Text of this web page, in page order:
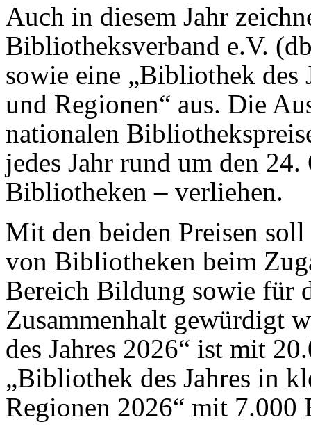
Auch in diesem Jahr
Bibliotheksverband e.V.
sowie eine „Bibliothek des
und Regionen“ aus. Die
nationalen
jedes Jahr rund um den
Bibliotheken – verliehen.
Mit den beiden Preisen soll
von Bibliotheken beim
Bereich Bildung sowie für
Zusammenhalt gewürdigt
des Jahres 2026“ ist mit
„Bibliothek des Jahres in
Regionen 2026“ mit 7.000